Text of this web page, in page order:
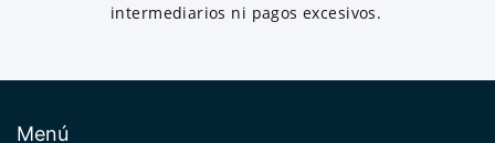
intermediarios ni pagos excesivos.
Menú